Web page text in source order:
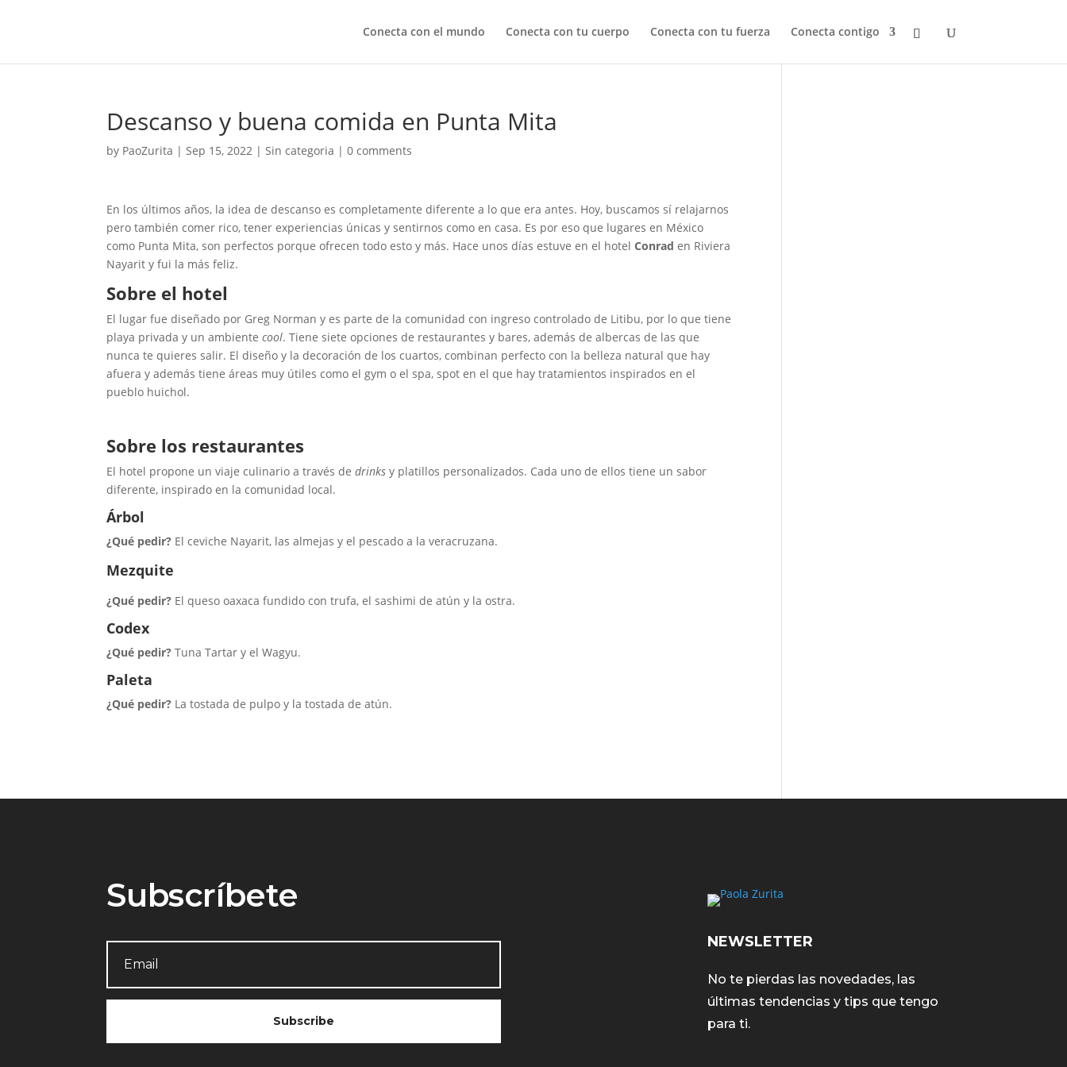
Conecta con el mundo Conecta con tu cuerpo Conecta con tu fuerza Conecta contigo
Descanso y buena comida en Punta Mita
by PaoZurita |Sep 15, 2022 |Sin categoria |0 comments
En los últimos años, la idea de descanso es completamente diferente a lo que era antes. Hoy, buscamos sí relajarnos
pero también comer rico, tener experiencias únicas y sentirnos como en casa. Es por eso que lugares en México
como Punta Mita, son perfectos porque ofrecen todo esto y más. Hace unos días estuve en el hotelConrad en Riviera
Nayarit y fui la más feliz.
Sobre el hotel
El lugar fue diseñado por Greg Norman y es parte de la comunidad con ingreso controlado de Litibu, por lo que tiene
playa privada y un ambientecool. Tiene siete opciones de restaurantes y bares, además de albercas de las que
nunca te quieres salir. El diseño y la decoración de los cuartos, combinan perfecto con la belleza natural que hay
afuera y además tiene áreas muy útiles como el gym o el spa, spot en el que hay tratamientos inspirados en el
pueblo huichol.
Sobre los restaurantes
El hotel propone un viaje culinario a través dedrinks y platillos personalizados. Cada uno de ellos tiene un sabor
diferente, inspirado en la comunidad local.
Árbol
¿Qué pedir? El ceviche Nayarit, las almejas y el pescado a la veracruzana.
Mezquite
¿Qué pedir? El queso oaxaca fundido con trufa, el sashimi de atún y la ostra.
Codex
¿Qué pedir?Tuna Tartar y el Wagyu.
Paleta
¿Qué pedir? La tostada de pulpo y la tostada de atún.
Subscríbete
Subscribe
NEWSLETTER
No te pierdas las novedades, las
últimas tendencias y tips que tengo
para ti.